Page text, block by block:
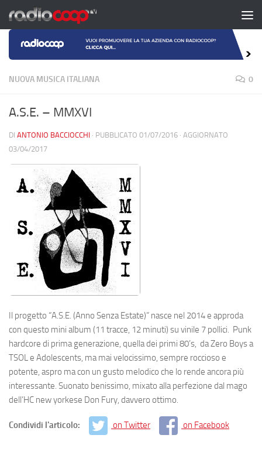
Salta al contenuto
NUOVA MUSICA ITALIANA 0
A.S.E. – MMXVI
DI ANTONIO BACCIOCCHI · PUBBLICATO 01/07/2016 · AGGIORNATO
03/04/2017
Il progetto “A.S.E. (Anno Senza Estate)” nasce nel 2014 e approda
con questo mini album (11 tracce, 12 minuti) su vinile 7 pollici. Punk
hardcore di prima generazione, quella dei primi 80’s, da Zero Boys a
TSOL e Adolescents, ma mai velocissimo, sempre roccioso e
potente, aspro ma con un gusto melodico che lo rende ancora più
interessante. Suonato benissimo, mixato alla perfezione dal mago
dell’HC new yorkese Don Fury, davvero ottimo.
Condividi l'articolo: on Twitter on Facebook